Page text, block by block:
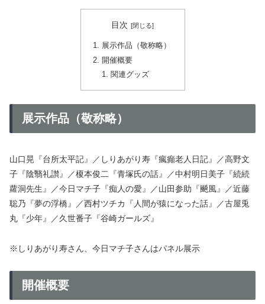
目次
展示作品（敬称略）
開催概要
関連グッズ
展示作品（敬称略）
山口晃『台所太平記』／しりあがり寿『瘋癲老人日記』／高野文
子『陰翳礼讃』／榎本俊二『青塚氏の話』／中村明日美子『続続
蘿洞先生』／今日マチ子『痴人の愛』／山田参助『飇風』／近藤
聡乃『夢の浮橋』／西村ツチカ『人間が猿になった話』／古屋兎
丸『少年』／久世番子『谷崎ガールズ』
※しりあがり寿さん、今日マチ子さんはパネル展示
開催概要